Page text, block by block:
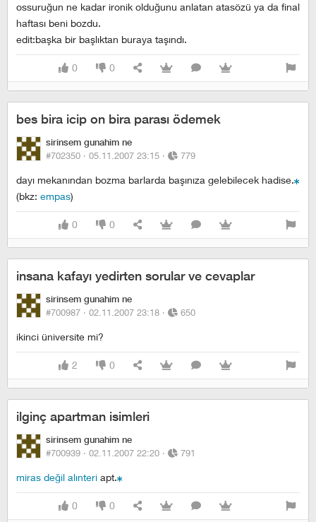
ossuruğun ne kadar ironik olduğunu anlatan atasözü ya da final
haftası beni bozdu.
edit:başka bir başlıktan buraya taşındı.
0 0
bes bira icip on bira parası ödemek
sirinsem gunahim ne
#702350 · 05.11.2007 23:15 · 779
dayı mekanından bozma barlarda başınıza gelebilecek hadise.
(bkz: empas)
0 0
insana kafayı yedirten sorular ve cevaplar
sirinsem gunahim ne
#700987 · 02.11.2007 23:18 · 650
ikinci üniversite mi?
2 0
ilginç apartman isimleri
sirinsem gunahim ne
#700939 · 02.11.2007 22:20 · 791
miras değil alınteri apt.
0 0